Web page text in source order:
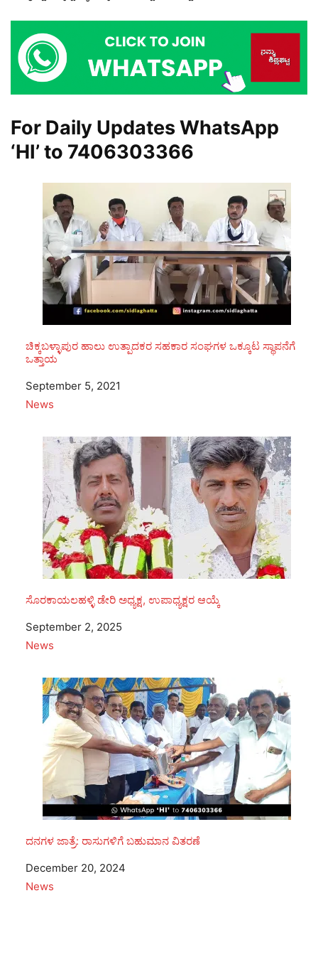
For Daily Updates WhatsApp
‘HI’ to 7406303366
ಚಿಕ್ಕಬಳ್ಳಾಪುರ ಹಾಲು ಉತ್ಪಾದಕರ ಸಹಕಾರ ಸಂಘಗಳ ಒಕ್ಕೂಟ ಸ್ಥಾಪನೆಗೆ
ಒತ್ತಾಯ
Date
September 5, 2021
In relation to
News
ಸೊರಕಾಯಲಹಳ್ಳಿ ಡೇರಿ ಅಧ್ಯಕ್ಷ, ಉಪಾಧ್ಯಕ್ಷರ ಆಯ್ಕೆ
Date
September 2, 2025
In relation to
News
ದನಗಳ ಜಾತ್ರೆ: ರಾಸುಗಳಿಗೆ ಬಹುಮಾನ ವಿತರಣೆ
Date
December 20, 2024
In relation to
News